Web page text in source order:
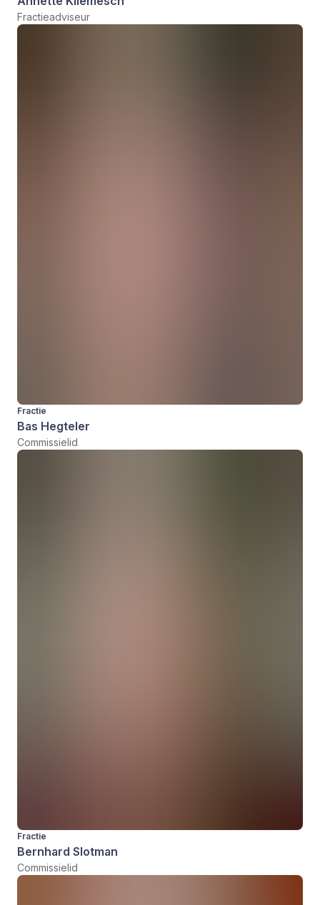
Fractieadviseur
Fractie
Bas Hegteler
Commissielid
Fractie
Bernhard Slotman
Commissielid